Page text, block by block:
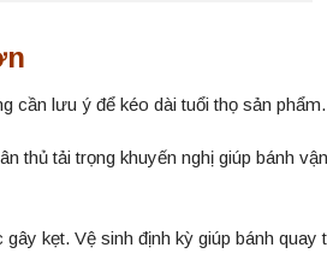
cần lưu ý để kéo dài tuổi thọ sản phẩm.
thủ tải trọng khuyến nghị giúp bánh
kẹt. Vệ sinh định kỳ giúp bánh quay